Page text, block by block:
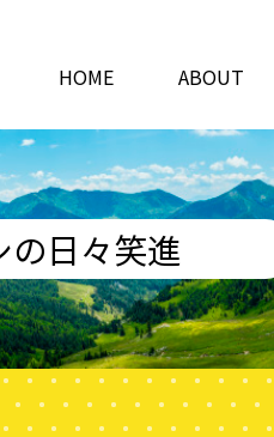
HOME
ABOUT
の日々笑進